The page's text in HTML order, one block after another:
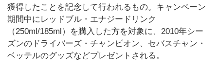
獲得したことを記念して行われるもの。キャンペーン
期間中にレッドブル・エナジードリンク
（250ml/185ml）を購入した方を対象に、2010年シー
ズンのドライバーズ・チャンピオン、セバスチャン・
ベッテルのグッズなどプレゼントされる。